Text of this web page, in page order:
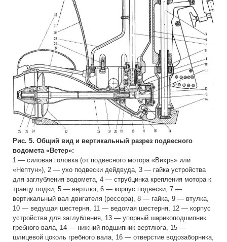
Рис. 5. Общий вид и вертикальный разрез подвесного
водомета «Ветер»:
1 — силовая головка (от подвесного мотора «Вихрь» или
«Нептун»), 2 — ухо подвески дейдвуда, 3 — гайка устройства
для заглубления водомета, 4 — струбцинка крепления мотора к
транцу лодки, 5 — вертлюг, 6 — корпус подвески, 7 —
вертикальный вал двигателя (рессора), 8 — гайка, 9 — втулка,
10 — ведущая шестерня, 11 — ведомая шестерня, 12 — корпус
устройства для заглубления, 13 — упорный шарикоподшипник
гребного вала, 14 — нижний подшипник вертлюга, 15 —
шлицевой цоколь гребного вала, 16 — отверстие водозаборника,